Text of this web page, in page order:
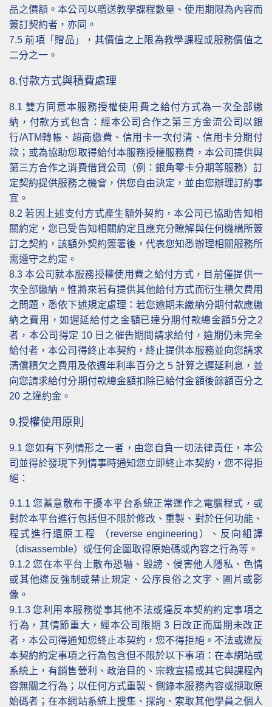
品之價額。本公司以贈送教學課程數量、使用期限為內容而
簽訂契約者，亦同。
7.5前項「贈品」，其價值之上限為教學課程或服務價值之
二分之一。
8.付款方式與積費處理
8.1 雙方同意本服務授權使用費之給付方式為一次全部繳
納，付款方式包含：經本公司合作之第三方金流公司以銀
行/ATM轉帳、超商繳費、信用卡一次付清、信用卡分期付
款；或為協助您取得給付本服務授權服務費，本公司提供與
第三方合作之消費借貸公司（例：銀角零卡分期等服務）訂
定契約提供服務之機會，供您自由決定，並由您辦理訂約事
宜。
8.2 若因上述支付方式產生額外契約，本公司已協助告知相
關約定，您已受告知相關約定且應充分瞭解與任何機構所簽
訂之契約，該額外契約簽署後，代表您知悉辦理相關服務所
需遵守之約定。
8.3 本公司就本服務授權使用費之給付方式，目前僅提供一
次全部繳納。惟將來若有提供其他給付方式而衍生積欠費用
之問題，悉依下述規定處理：若您逾期未繳納分期付款應繳
納之費用，如遲延給付之金額已達分期付款總金額5分之2
者，本公司得定 10 日之催告期間請求給付，逾期仍未完全
給付者，本公司得終止本契約，終止提供本服務並向您請求
清償積欠之費用及依週年利率百分之 5 計算之遲延利息，並
向您請求給付分期付款總金額扣除已給付金額後餘額百分之
20 之違約金。
9.授權使用原則
9.1您如有下列情形之一者，由您自負一切法律責任，本公
司並得於發現下列情事時通知您立即終止本契約，您不得拒
絕：
9.1.1您蓄意散布干擾本平台系統正常運作之電腦程式，或
對於本平台進行包括但不限於修改、重製、對於任何功能、
程式進行還原工程 （reverse engineering）、反向組譯
（disassemble）或任何企圖取得原始碼或內容之行為等。
9.1.2您在本平台上散布恐嚇、毀謗、侵害他人隱私、色情
或其他違反強制或禁止規定、公序良俗之文字、圖片或影
像。
9.1.3您利用本服務從事其他不法或違反本契約約定事項之
行為，其情節重大，經本公司限期 3 日改正而屆期未改正
者，本公司得通知您終止本契約，您不得拒絕。不法或違反
本契約約定事項之行為包含但不限於以下事項：在本網站或
系統上，有銷售營利、政治目的、宗教宣揚或其它與課程內
容無關之行為；以任何方式重製、側錄本服務內容或擷取原
始碼者；在本網站系統上搜集、探詢、索取其他學員之個人